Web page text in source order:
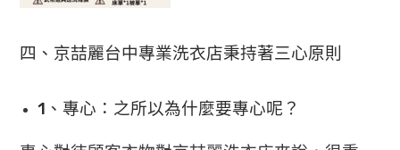
四、京喆麗台中專業洗衣店秉持著三心原則
1、專心：之所以為什麼要專心呢？